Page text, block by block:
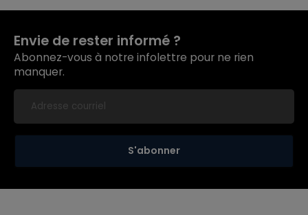
Envie de rester informé ?
Abonnez-vous à notre infolettre pour ne rien
manquer.
S'abonner